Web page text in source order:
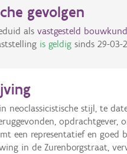
gevolgen
als vastgesteld
is geldigsinds 29-03-
neoclassicistische stijl, te
opdrachtgever,
een representatief en goed
in de Zurenborgstraat,